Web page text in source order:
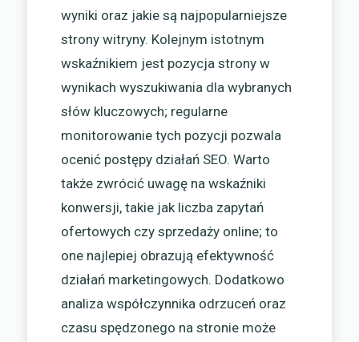
wyniki oraz jakie są najpopularniejsze
strony witryny. Kolejnym istotnym
wskaźnikiem jest pozycja strony w
wynikach wyszukiwania dla wybranych
słów kluczowych; regularne
monitorowanie tych pozycji pozwala
ocenić postępy działań SEO. Warto
także zwrócić uwagę na wskaźniki
konwersji, takie jak liczba zapytań
ofertowych czy sprzedaży online; to
one najlepiej obrazują efektywność
działań marketingowych. Dodatkowo
analiza współczynnika odrzuceń oraz
czasu spędzonego na stronie może